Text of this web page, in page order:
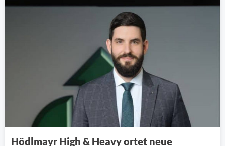
Hödlmayr High & Heavy ortet neue